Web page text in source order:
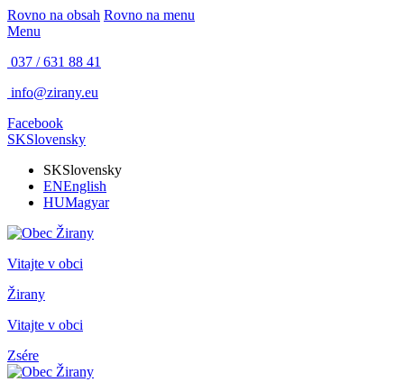
Rovno na obsah Rovno na menu
Menu
037 / 631 88 41
info@zirany.eu
Facebook
SKSlovensky
SKSlovensky
ENEnglish
HUMagyar
Vitajte v obci
Žirany
Vitajte v obci
Zsére